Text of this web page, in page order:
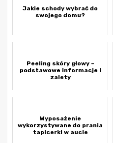
Jakie schody wybrać do
swojego domu?
Peeling skóry głowy –
podstawowe informacje i
zalety
Wyposażenie
wykorzystywane do prania
tapicerki w aucie